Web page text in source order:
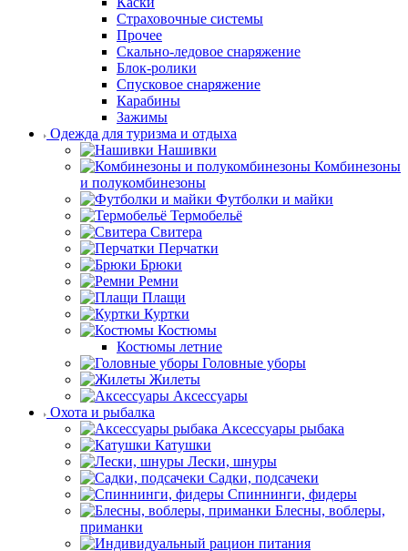
Страховочные системы
Прочее
Скально-ледовое снаряжение
Блок-ролики
Спусковое снаряжение
Карабины
Зажимы
Одежда для туризма и отдыха
Нашивки
Комбинезоны
и полукомбинезоны
Футболки и майки
Термобельё
Свитера
Перчатки
Брюки
Ремни
Плащи
Куртки
Костюмы
Костюмы летние
Головные уборы
Жилеты
Аксессуары
Охота и рыбалка
Аксессуары рыбака
Катушки
Лески, шнуры
Садки, подсачеки
Спиннинги, фидеры
Блесны, воблеры,
приманки